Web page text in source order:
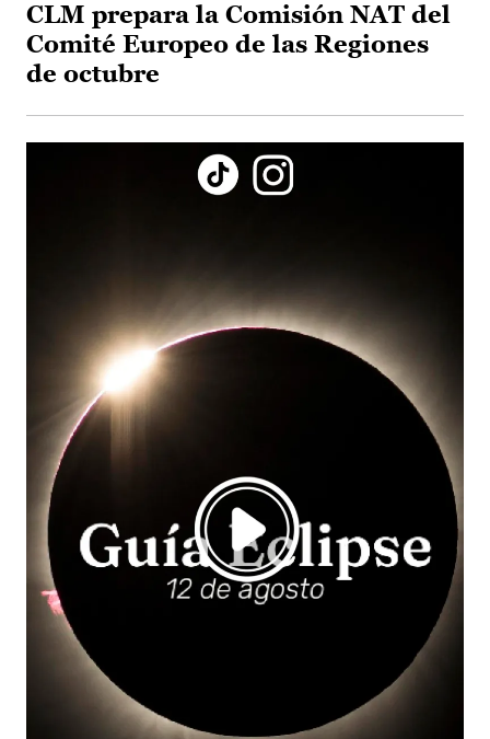
CLM prepara la Comisión NAT del
Comité Europeo de las Regiones
de octubre